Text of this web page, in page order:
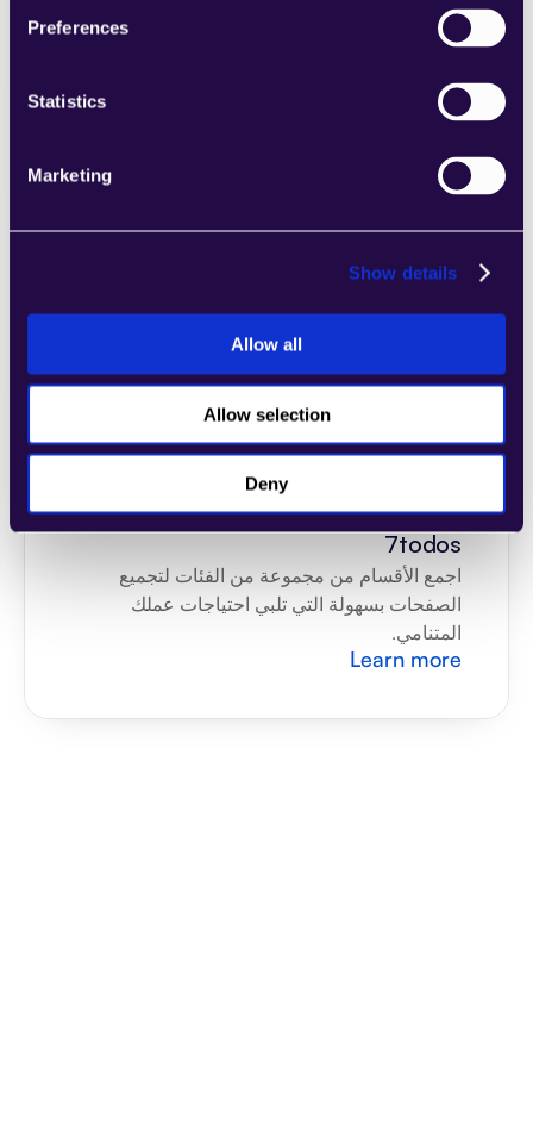
Preferences
Statistics
Marketing
Show details
Allow all
Allow selection
Deny
المتنامي.
Learn more
4Dem
7todos
المتنامي.
Learn more